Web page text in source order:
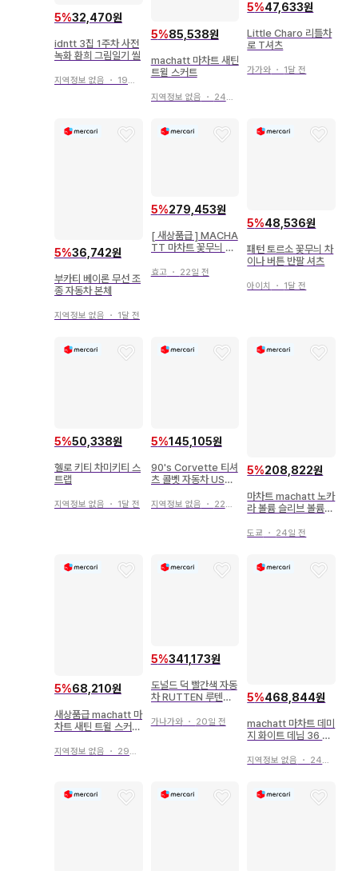
5%32,470원
idntt 3집 1주차 사전
녹화 환희 그림일기 씰
지역정보 없음 ・ 19일 전
5%85,538원
machatt 마차트 새틴
트윌 스커트
지역정보 없음 ・ 24일 전
5%47,633원
Little Charo 리틀차
로 T셔츠
가가와 ・ 1달 전
5%36,742원
부카티 베이론 무선 조
종 자동차 본체
지역정보 없음 ・ 1달 전
5%279,453원
[ 새상품급 ] MACHA
TT 마차트 꽃무늬 자
효고・ 22일 전
5%48,536원
패턴 토르소 꽃무늬 차
이나 버튼 반팔 셔츠
아이치 ・ 1달 전
5%50,338원
헬로 키티 차미키티 스
트랩
지역정보 없음 ・ 1달 전
5%145,105원
90's Corvette 티셔
츠 콜벳 자동차 USA
지역정보 없음 ・ 22일 전
5%208,822원
마차트 machatt 노카
라 볼륨 슬리브 볼륨
도쿄 ・ 24일 전
5%68,210원
새상품급 machatt 마
차트 새틴 트윌 스커트
지역정보 없음 ・ 29일 전
5%341,173원
도널드 덕 빨간색 자동
차 RUTTEN 루텐사
가나가와・ 20일 전
5%468,844원
machatt 마차트 데미
지 화이트 데님 36 완
지역정보 없음 ・ 24일 전